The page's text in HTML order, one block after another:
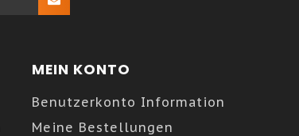
MEIN KONTO
Benutzerkonto Information
Meine Bestellungen